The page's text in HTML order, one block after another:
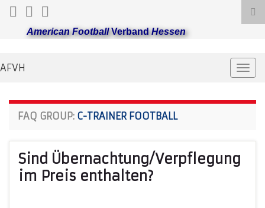
American FootballVerbandHessen
AFVH
FAQ GROUP: C-TRAINER FOOTBALL
Sind Übernachtung/Verpflegung
im Preis enthalten?